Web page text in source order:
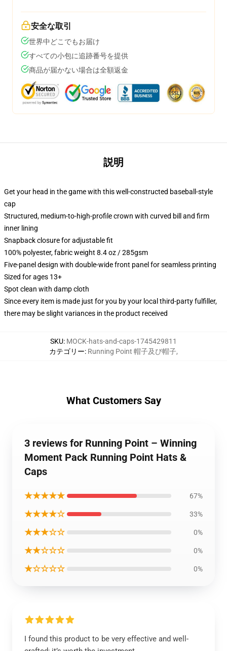
安全な取引
世界中どこでもお届け
すべての小包に追跡番号を提供
商品が届かない場合は全額返金
説明
Get your head in the game with this well-constructed baseball-style
cap
Structured, medium-to-high-profile crown with curved bill and firm
inner lining
Snapback closure for adjustable fit
100% polyester, fabric weight 8.4 oz / 285gsm
Five-panel design with double-wide front panel for seamless printing
Sized for ages 13+
Spot clean with damp cloth
Since every item is made just for you by your local third-party fulfiller,
there may be slight variances in the product received
SKU: MOCK-hats-and-caps-1745429811
カテゴリー: Running Point 帽子及び帽子,
What Customers Say
3 reviews for Running Point – Winning
Moment Pack Running Point Hats &
Caps
★★★★★ 67%
★★★★☆ 33%
★★★☆☆ 0%
★★☆☆☆ 0%
★☆☆☆☆ 0%
I found this product to be very effective and well-